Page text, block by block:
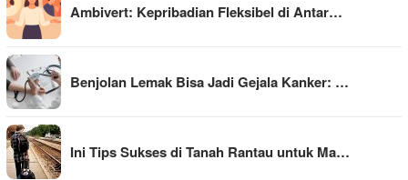
Ambivert: Kepribadian Fleksibel di Antar…
Benjolan Lemak Bisa Jadi Gejala Kanker: …
Ini Tips Sukses di Tanah Rantau untuk Ma…